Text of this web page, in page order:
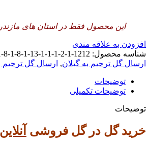
این محصول فقط در استان های
افزودن به علاقه مندی
شناسه محصول: 1212-1-2-1-1-1-13-1-8-1-8-1-7-1-6
ارسال گل ترحیم به گیلان, ارسال گل ترحیم
توضیحات
توضیحات تکمیلی
توضیحات
خرید گل در گل فروشی